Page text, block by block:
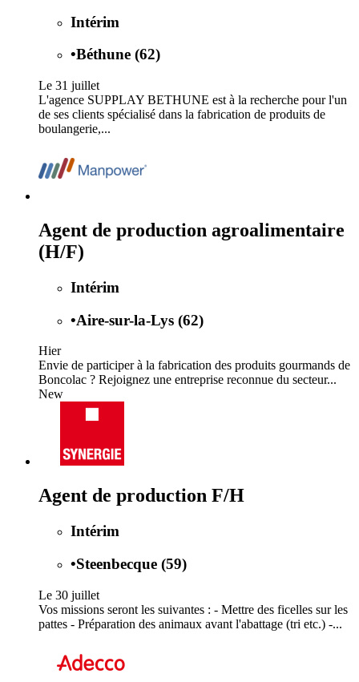
Intérim
•Béthune (62)
Le 31 juillet
L'agence SUPPLAY BETHUNE est à la recherche pour l'un
de ses clients spécialisé dans la fabrication de produits de
boulangerie,...
Agent de production agroalimentaire
(H/F)
Intérim
•Aire-sur-la-Lys (62)
Hier
Envie de participer à la fabrication des produits gourmands de
Boncolac ? Rejoignez une entreprise reconnue du secteur...
New
Agent de production F/H
Intérim
•Steenbecque (59)
Le 30 juillet
Vos missions seront les suivantes : - Mettre des ficelles sur les
pattes - Préparation des animaux avant l'abattage (tri etc.) -...